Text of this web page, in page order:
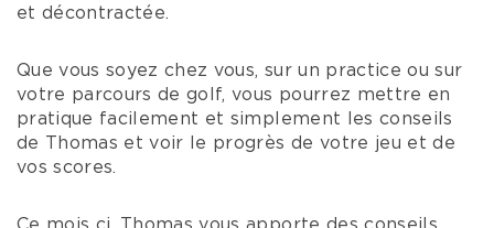
et décontractée.
Que vous soyez chez vous, sur un practice ou sur
votre parcours de golf, vous pourrez mettre en
pratique facilement et simplement les conseils
de Thomas et voir le progrès de votre jeu et de
vos scores.